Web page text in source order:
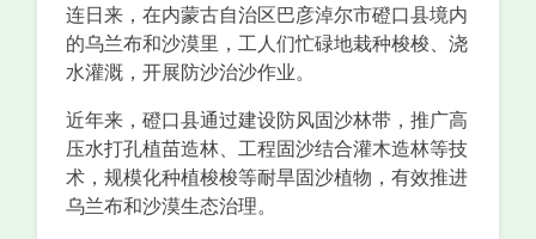
连日来，在内蒙古自治区巴彦淖尔市磴口县境内
的乌兰布和沙漠里，工人们忙碌地栽种梭梭、浇
水灌溉，开展防沙治沙作业。
近年来，磴口县通过建设防风固沙林带，推广高
压水打孔植苗造林、工程固沙结合灌木造林等技
术，规模化种植梭梭等耐旱固沙植物，有效推进
乌兰布和沙漠生态治理。